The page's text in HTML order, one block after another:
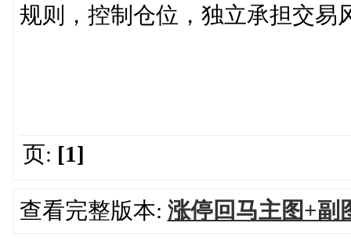
规则，控制仓位，独立承担交易
页: [1]
查看完整版本: 涨停回马主图+副